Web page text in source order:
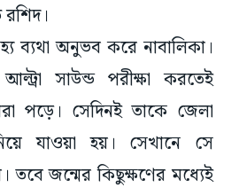
রশিদ।
ব্যথা অনুভব করে নাবালিকা।
সাউন্ড পরীক্ষা করতেই
পড়ে। সেদিনই তাকে জেলা
যাওয়া হয়। সেখানে সে
তবে জন্মের কিছুক্ষণের মধ্যেই